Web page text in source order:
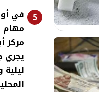
5
في
مهام
مركز
يجري